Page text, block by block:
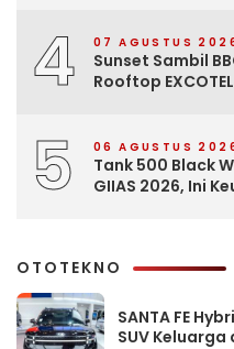
4 07 AGUSTUS
Sunset Sambil
Rooftop
5 06 AGUSTUS
Tank 500 Black
GIIAS 2026, Ini
OTOTEKNO
SANTA FE
SUV